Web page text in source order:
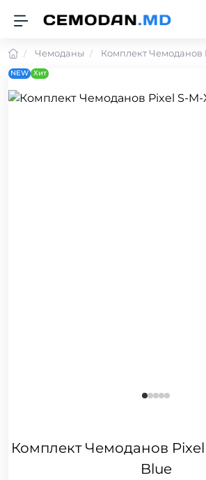
Чемоданы Комплект Чемоданов
NEW Хит
Комплект Чемоданов
Blue